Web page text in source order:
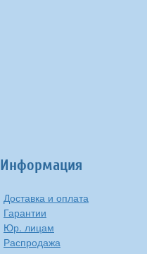
Информация
Доставка и оплата
Гарантии
Юр. лицам
Распродажа